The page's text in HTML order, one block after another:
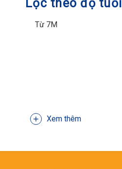
Lọc theo độ tuổi
Từ 7M
Xem thêm